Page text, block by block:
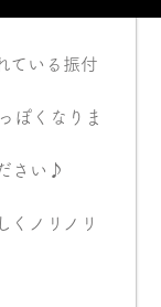
ている振付
ぽくなりま
さい♪
くノリノリ